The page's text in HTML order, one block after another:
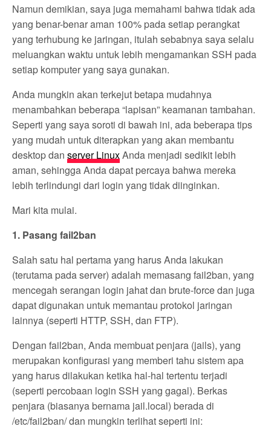
Namun demikian, saya juga memahami bahwa tidak ada
yang benar-benar aman 100% pada setiap perangkat
yang terhubung ke jaringan, itulah sebabnya saya selalu
meluangkan waktu untuk lebih mengamankan SSH pada
setiap komputer yang saya gunakan.
Anda mungkin akan terkejut betapa mudahnya
menambahkan beberapa “lapisan” keamanan tambahan.
Seperti yang saya soroti di bawah ini, ada beberapa tips
yang mudah untuk diterapkan yang akan membantu
desktop danserver LinuxAnda menjadi sedikit lebih
aman, sehingga Anda dapat percaya bahwa mereka
lebih terlindungi dari login yang tidak diinginkan.
Mari kita mulai.
1. Pasang fail2ban
Salah satu hal pertama yang harus Anda lakukan
(terutama pada server) adalah memasang fail2ban, yang
mencegah serangan login jahat dan brute-force dan juga
dapat digunakan untuk memantau protokol jaringan
lainnya (seperti HTTP, SSH, dan FTP).
Dengan fail2ban, Anda membuat penjara (jails), yang
merupakan konfigurasi yang memberi tahu sistem apa
yang harus dilakukan ketika hal-hal tertentu terjadi
(seperti percobaan login SSH yang gagal). Berkas
penjara (biasanya bernama jail.local) berada di
/etc/fail2ban/ dan mungkin terlihat seperti ini: